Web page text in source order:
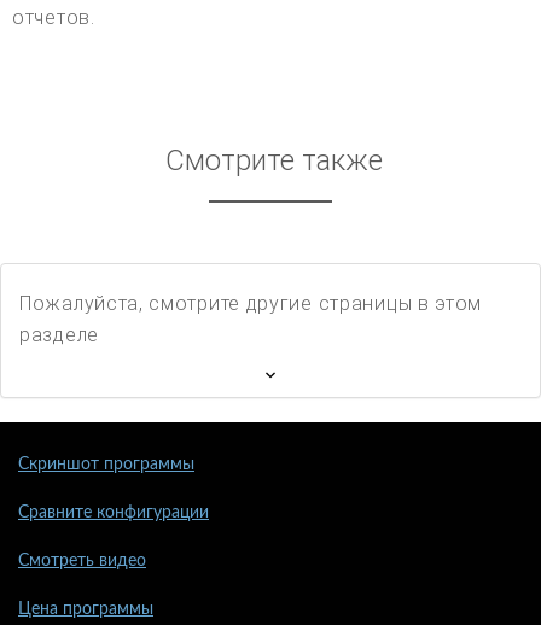
отчетов.
Смотрите также
Пожалуйста, смотрите другие страницы в этом
разделе
Скриншот программы
Сравните конфигурации
Смотреть видео
Цена программы